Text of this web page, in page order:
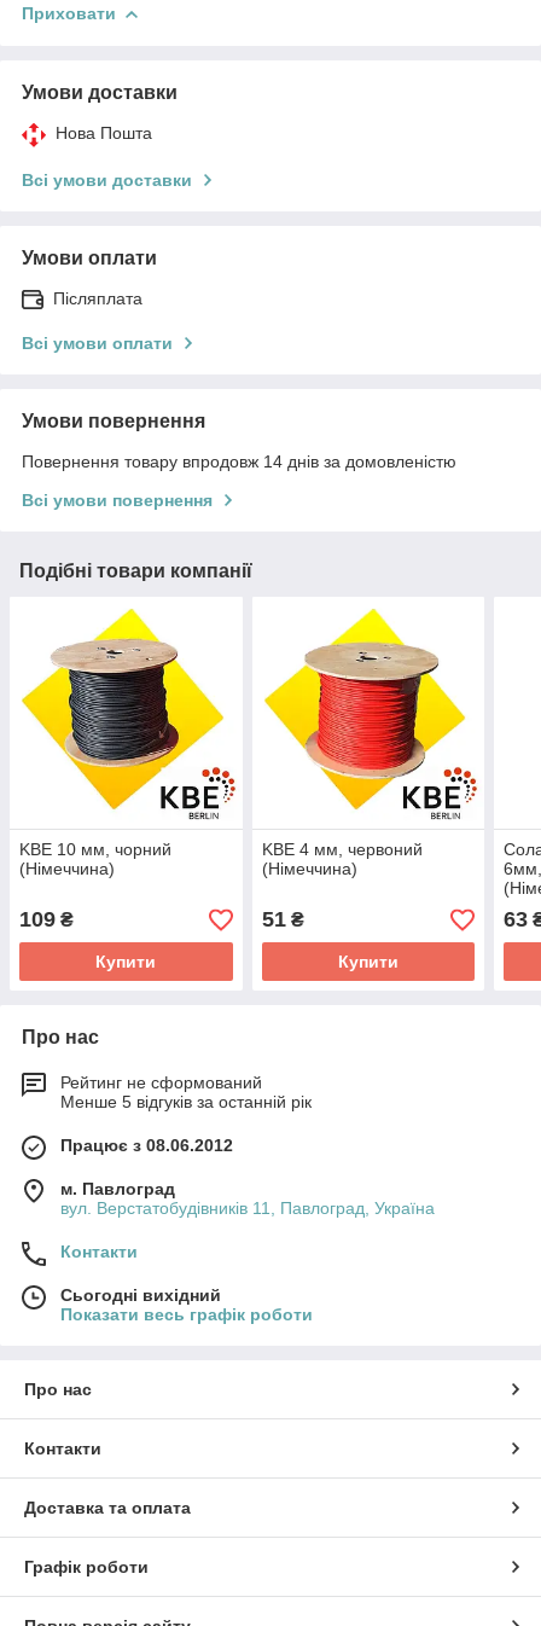
Приховати
Умови доставки
Нова Пошта
Всі умови доставки
Умови оплати
Післяплата
Всі умови оплати
Умови повернення
Повернення товару впродовж 14 днів за домовленістю
Всі умови повернення
Подібні товари компанії
KBE 10 мм, чорний
(Німеччина)
109 ₴
Купити
KBE 4 мм, червоний
(Німеччина)
51₴
Купити
63
Про нас
Рейтинг не сформований
Менше 5 відгуків за останній рік
Працює з 08.06.2012
м. Павлоград
вул. Верстатобудівників 11, Павлоград, Україна
Контакти
Сьогодні вихідний
Показати весь графік роботи
Про нас
Контакти
Доставка та оплата
Графік роботи